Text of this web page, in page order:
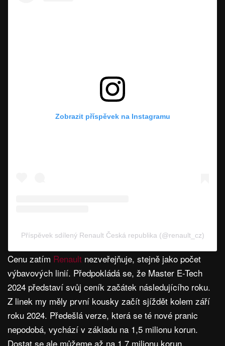
Zobrazit příspěvek na Instagramu
Příspěvek sdílený Renault Česká republika (@renault_cz)
Cenu zatím Renault nezveřejňuje, stejně jako počet
výbavových linií. Předpokládá se, že Master E-Tech
2024 představí svůj ceník začátek následujícího roku.
Z linek my měly první kousky začít sjíždět kolem září
roku 2024. Předešlá verze, která se té nové pranic
nepodobá, vychází v základu na 1,5 milionu korun.
Dostat se ale můžeme až na 1,7 milionu korun.